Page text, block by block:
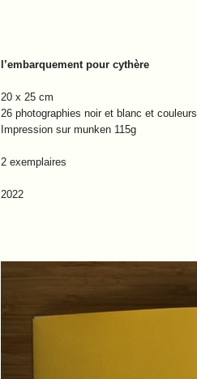
l’embarquement pour cythère
20 x 25 cm
26 photographies noir et blanc et couleurs
Impression sur munken 115g
2 exemplaires
2022